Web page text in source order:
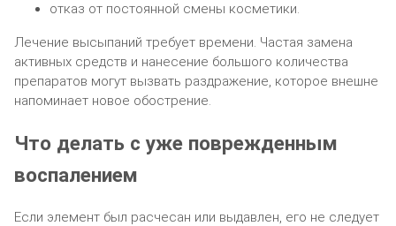
отказ от постоянной смены косметики.
Лечение высыпаний требует времени. Частая замена
активных средств и нанесение большого количества
препаратов могут вызвать раздражение, которое внешне
напоминает новое обострение.
Что делать с уже поврежденным
воспалением
Если элемент был расчесан или выдавлен, его не следует